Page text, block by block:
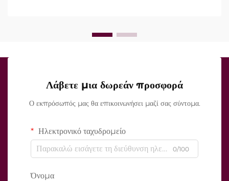
Λάβετε μια δωρεάν προσφορά
Ο εκπρόσωπός μας θα επικοινωνήσει μαζί σας σύντομα.
Ηλεκτρονικό ταχυδρομείο
0/100
Όνομα